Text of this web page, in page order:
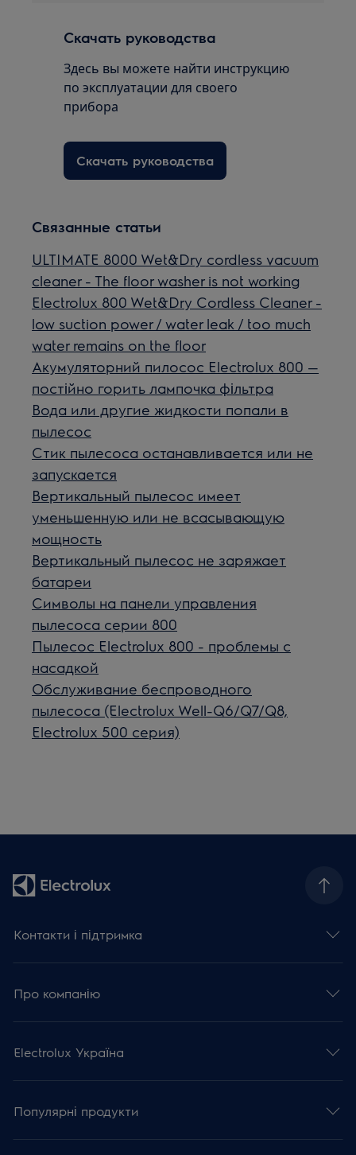
Скачать руководства
Здесь вы можете найти инструкцию
по эксплуатации для своего
прибора
Скачать руководства
Связанные статьи
ULTIMATE 8000 Wet&Dry cordless vacuum
cleaner - The floor washer is not working
Electrolux 800 Wet&Dry Cordless Cleaner -
low suction power / water leak / too much
water remains on the floor
Акумуляторний пилосос Electrolux 800 —
постійно горить лампочка фільтра
Вода или другие жидкости попали в
пылесос
Стик пылесоса останавливается или не
запускается
Вертикальный пылесос имеет
уменьшенную или не всасывающую
мощность
Вертикальный пылесос не заряжает
батареи
Символы на панели управления
пылесоса серии 800
Пылесос Electrolux 800 - проблемы с
насадкой
Обслуживание беспроводного
пылесоса (Electrolux Well-Q6/Q7/Q8,
Electrolux 500 серия)
Контакти і підтримка
Про компанію
Electrolux Україна
Популярні продукти